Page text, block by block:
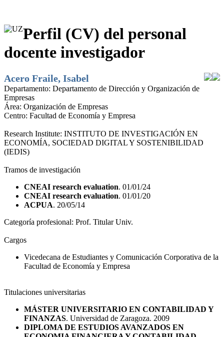
Perfil (CV) del personal
docente investigador
Acero Fraile, Isabel
Departamento: Departamento de Dirección y Organización de
Empresas
Área: Organización de Empresas
Centro: Facultad de Economía y Empresa
Research Institute: INSTITUTO DE INVESTIGACIÓN EN
ECONOMÍA, SOCIEDAD DIGITAL Y SOSTENIBILIDAD
(IEDIS)
Tramos de investigación
CNEAI research evaluation. 01/01/24
CNEAI research evaluation. 01/01/20
ACPUA. 20/05/14
Categoría profesional: Prof. Titular Univ.
Cargos
Vicedecana de Estudiantes y Comunicación Corporativa de la
Facultad de Economía y Empresa
Titulaciones universitarias
MÁSTER UNIVERSITARIO EN CONTABILIDAD Y
FINANZAS. Universidad de Zaragoza. 2009
DIPLOMA DE ESTUDIOS AVANZADOS EN